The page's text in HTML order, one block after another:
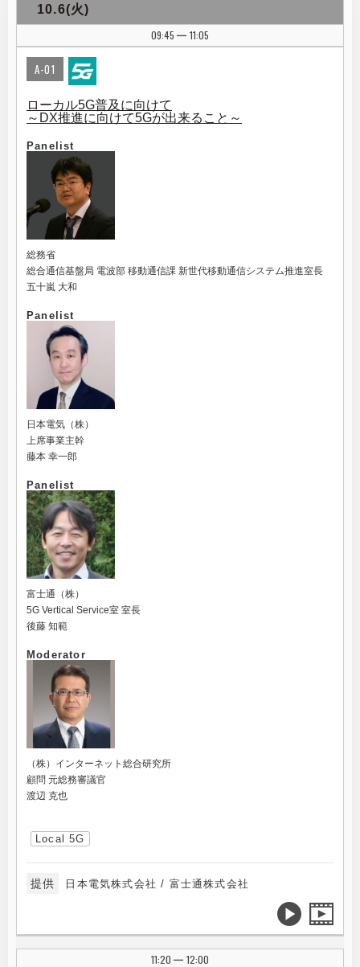
10.6(火)
09:45
| 11:05
A-01
ローカル5G普及に向けて
～DX推進に向けて5Gが出来ること～
Panelist
総務省
総合通信基盤局 電波部 移動通信課 新世代移動通信システム推進室長
五十嵐 大和
Panelist
日本電気（株）
上席事業主幹
藤本 幸一郎
Panelist
富士通（株）
5G Vertical Service室 室長
後藤 知範
Moderator
（株）インターネット総合研究所
顧問 元総務審議官
渡辺 克也
Local 5G
提供 日本電気株式会社 / 富士通株式会社
11:20 | 12:00